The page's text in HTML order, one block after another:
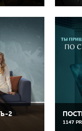
2
1147